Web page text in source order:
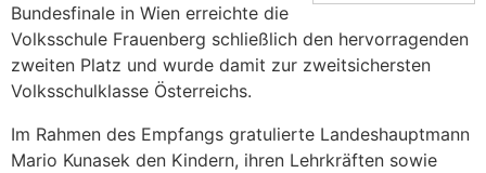
Bundesfinale in Wien erreichte die
Volksschule Frauenberg schließlich den hervorragenden
zweiten Platz und wurde damit zur zweitsichersten
Volksschulklasse Österreichs.
Im Rahmen des Empfangs gratulierte Landeshauptmann
Mario Kunasek den Kindern, ihren Lehrkräften sowie